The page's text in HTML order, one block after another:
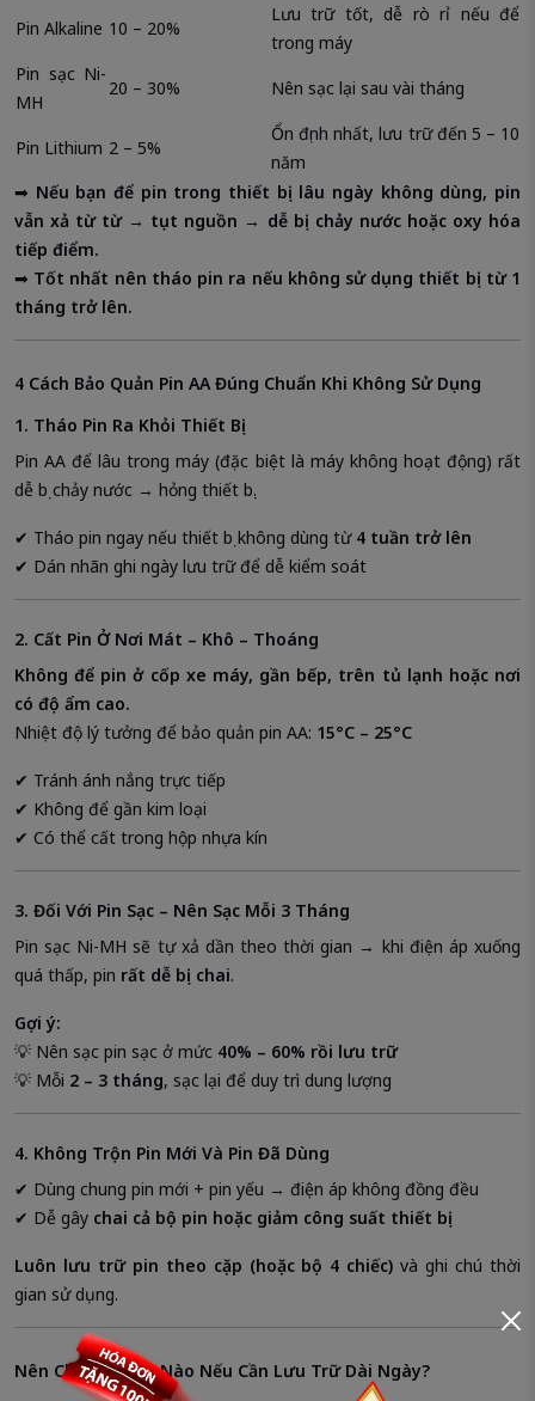
Pin Alkaline 10 – 20%
Lưu trữ tốt, dễ rò rỉ nếu để
trong máy
Pin sạc Ni-
MH
20 – 30% Nên sạc lại sau vài tháng
Pin Lithium 2 – 5%
Ổn định nhất, lưu trữ đến 5 – 10
năm
➡ Nếu bạn để pin trong thiết bị lâu ngày không dùng, pin
vẫn xả từ từ → tụt nguồn → dễ bị chảy nước hoặc oxy hóa
tiếp điểm.
➡ Tốt nhất nên tháo pin ra nếu không sử dụng thiết bị từ 1
tháng trở lên.
4 Cách Bảo Quản Pin AA Đúng Chuẩn Khi Không Sử Dụng
1. Tháo Pin Ra Khỏi Thiết Bị
Pin AA để lâu trong máy (đặc biệt là máy không hoạt động) rất
dễ bị chảy nước → hỏng thiết bị.
✔ Tháo pin ngay nếu thiết bị không dùng từ 4 tuần trở lên
✔ Dán nhãn ghi ngày lưu trữ để dễ kiểm soát
2. Cất Pin Ở Nơi Mát – Khô – Thoáng
Không để pin ở cốp xe máy, gần bếp, trên tủ lạnh hoặc nơi
có độ ẩm cao.
Nhiệt độ lý tưởng để bảo quản pin AA: 15°C – 25°C
✔ Tránh ánh nắng trực tiếp
✔ Không để gần kim loại
✔ Có thể cất trong hộp nhựa kín
3. Đối Với Pin Sạc – Nên Sạc Mỗi 3 Tháng
Pin sạc Ni-MH sẽ tự xả dần theo thời gian → khi điện áp xuống
quá thấp, pin rất dễ bị chai.
Gợi ý:
💡 Nên sạc pin sạc ở mức 40% – 60% rồi lưu trữ
💡 Mỗi 2 – 3 tháng, sạc lại để duy trì dung lượng
4. Không Trộn Pin Mới Và Pin Đã Dùng
✔ Dùng chung pin mới + pin yếu → điện áp không đồng đều
✔ Dễ gây chai cả bộ pin hoặc giảm công suất thiết bị
Luôn lưu trữ pin theo cặp (hoặc bộ 4 chiếc) và ghi chú thời
gian sử dụng.
Nên Chọn Loại Pin Nào Nếu Cần Lưu Trữ Dài Ngày?